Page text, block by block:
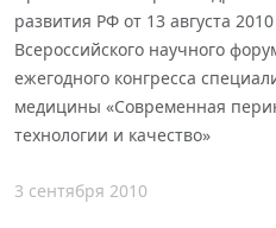
развития РФ от 13 августа
Всероссийского научного
ежегодного конгресса
медицины «Современная
технологии и качество»
3 сентября 2010